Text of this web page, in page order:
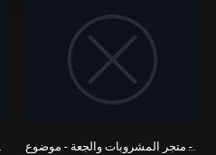
Kasaya Fab - الأزياء والملابس - موضوع Prestashop المستجيب